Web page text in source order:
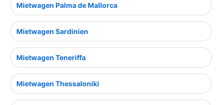
Mietwagen Palma de Mallorca
Mietwagen Sardinien
Mietwagen Teneriffa
Mietwagen Thessaloniki